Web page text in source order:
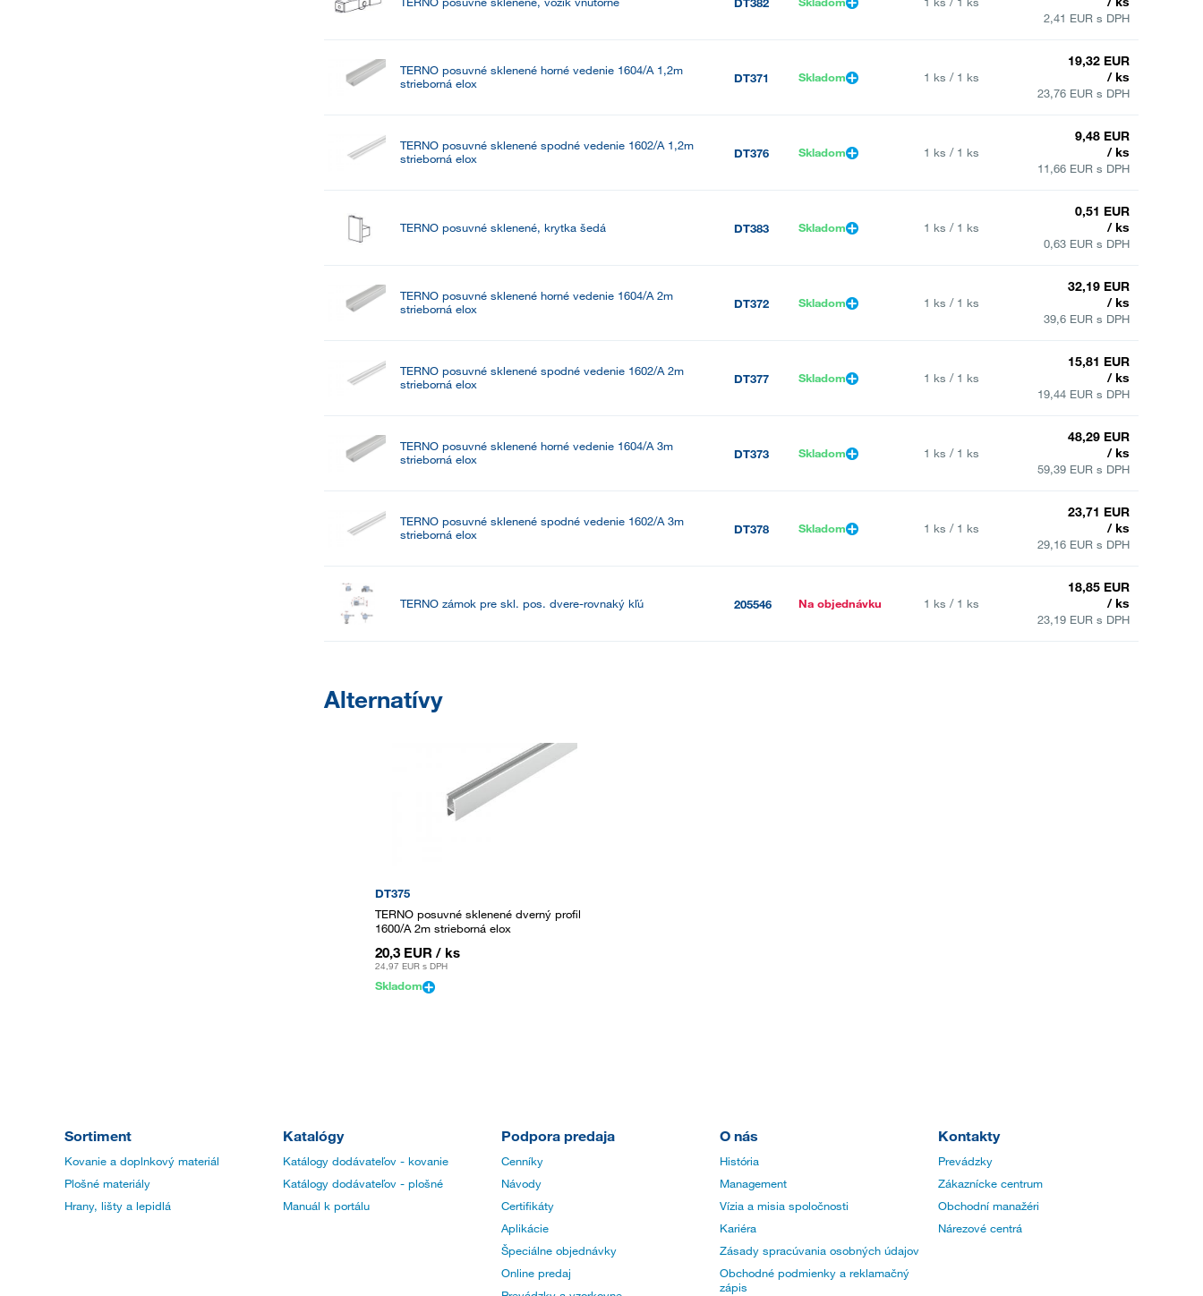
DT382
2,41 EUR s DPH
TERNO posuvné sklenené horné vedenie 1604/A 1,2m
strieborná elox
DT371 Skladom 1 ks / 1 ks
19,32 EUR
/ ks
23,76 EUR s DPH
TERNO posuvné sklenené spodné vedenie 1602/A 1,2m
strieborná elox
DT376 Skladom 1 ks / 1 ks
9,48 EUR
/ ks
11,66 EUR s DPH
TERNO posuvné sklenené, krytka šedá DT383 Skladom 1 ks / 1 ks
0,51 EUR
/ ks
0,63 EUR s DPH
TERNO posuvné sklenené horné vedenie 1604/A 2m
strieborná elox
DT372 Skladom 1 ks / 1 ks
32,19 EUR
/ ks
39,6 EUR s DPH
TERNO posuvné sklenené spodné vedenie 1602/A 2m
strieborná elox
DT377 Skladom 1 ks / 1 ks
15,81 EUR
/ ks
19,44 EUR s DPH
TERNO posuvné sklenené horné vedenie 1604/A 3m
strieborná elox
DT373 Skladom 1 ks / 1 ks
48,29 EUR
/ ks
59,39 EUR s DPH
TERNO posuvné sklenené spodné vedenie 1602/A 3m
strieborná elox
DT378 Skladom 1 ks / 1 ks
23,71 EUR
/ ks
29,16 EUR s DPH
TERNO zámok pre skl. pos. dvere-rovnaký kľú 205546 Na objednávku 1 ks / 1 ks
18,85 EUR
/ ks
23,19 EUR s DPH
Alternatívy
DT375
TERNO posuvné sklenené dverný profil
1600/A 2m strieborná elox
20,3 EUR / ks
24,97 EUR s DPH
Skladom
Sortiment
Kovanie a doplnkový materiál
Plošné materiály
Hrany, lišty a lepidlá
Katalógy
Katálogy dodávateľov - kovanie
Katálogy dodávateľov - plošné
Manuál k portálu
Podpora predaja
Cenníky
Návody
Certifikáty
Aplikácie
Špeciálne objednávky
Online predaj
O nás
História
Management
Vízia a misia spoločnosti
Kariéra
Zásady spracúvania osobných údajov
Obchodné podmienky a reklamačný
zápis
Kontakty
Prevádzky
Zákaznícke centrum
Obchodní manažéri
Nárezové centrá